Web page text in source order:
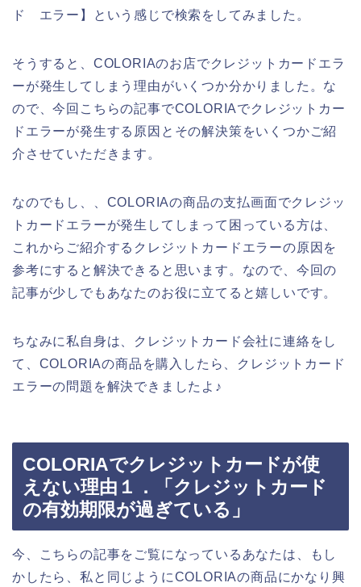
ド エラー】という感じで検索をしてみました。
そうすると、COLORIAのお店でクレジットカードエラ
ーが発生してしまう理由がいくつか分かりました。な
ので、今回こちらの記事でCOLORIAでクレジットカー
ドエラーが発生する原因とその解決策をいくつかご紹
介させていただきます。
なのでもし、、COLORIAの商品の支払画面でクレジッ
トカードエラーが発生してしまって困っている方は、
これからご紹介するクレジットカードエラーの原因を
参考にすると解決できると思います。なので、今回の
記事が少しでもあなたのお役に立てると嬉しいです。
ちなみに私自身は、クレジットカード会社に連絡をし
て、COLORIAの商品を購入したら、クレジットカード
エラーの問題を解決できましたよ♪
COLORIAでクレジットカードが使
えない理由１．「クレジットカード
の有効期限が過ぎている」
今、こちらの記事をご覧になっているあなたは、もし
かしたら、私と同じようにCOLORIAの商品にかなり興